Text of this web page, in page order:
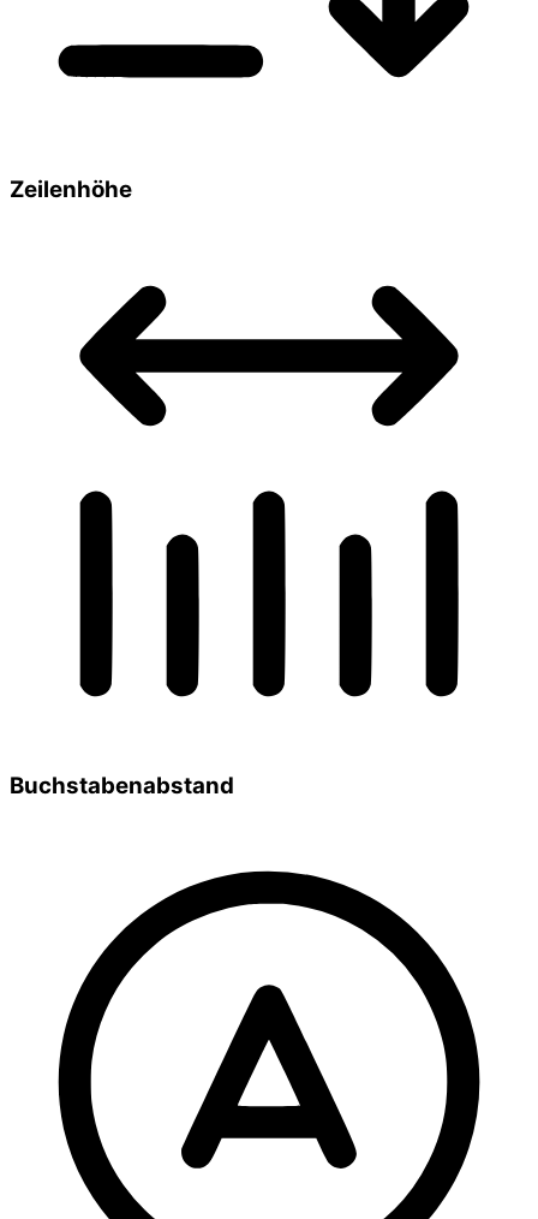
Zeilenhöhe
Buchstabenabstand